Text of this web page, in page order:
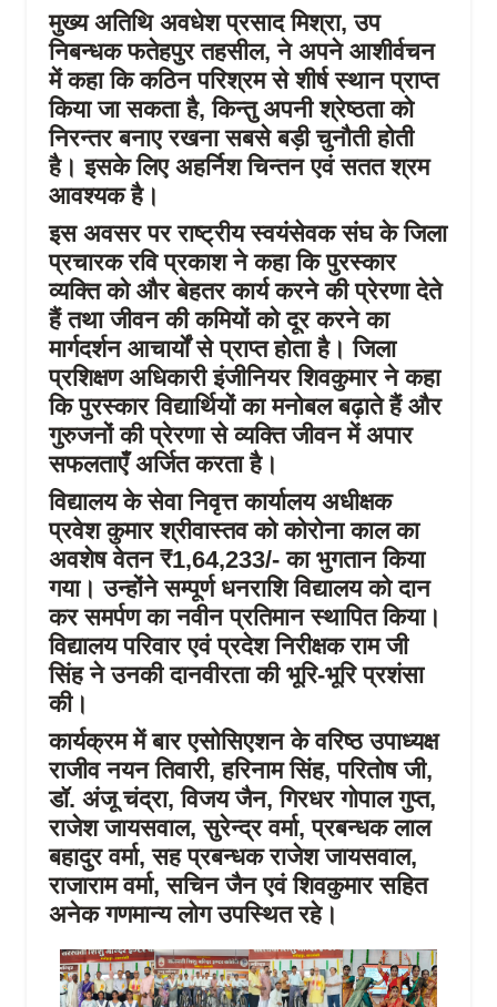
मुख्य अतिथि अवधेश प्रसाद मिश्रा, उप
निबन्धक फतेहपुर तहसील, ने अपने आशीर्वचन
में कहा कि कठिन परिश्रम से शीर्ष स्थान प्राप्त
किया जा सकता है, किन्तु अपनी श्रेष्ठता को
निरन्तर बनाए रखना सबसे बड़ी चुनौती होती
है। इसके लिए अहर्निश चिन्तन एवं सतत श्रम
आवश्यक है।
इस अवसर पर राष्ट्रीय स्वयंसेवक संघ के जिला
प्रचारक रवि प्रकाश ने कहा कि पुरस्कार
व्यक्ति को और बेहतर कार्य करने की प्रेरणा देते
हैं तथा जीवन की कमियों को दूर करने का
मार्गदर्शन आचार्यों से प्राप्त होता है। जिला
प्रशिक्षण अधिकारी इंजीनियर शिवकुमार ने कहा
कि पुरस्कार विद्यार्थियों का मनोबल बढ़ाते हैं और
गुरुजनों की प्रेरणा से व्यक्ति जीवन में अपार
सफलताएँ अर्जित करता है।
विद्यालय के सेवा निवृत्त कार्यालय अधीक्षक
प्रवेश कुमार श्रीवास्तव को कोरोना काल का
अवशेष वेतन ₹1,64,233/- का भुगतान किया
गया। उन्होंने सम्पूर्ण धनराशि विद्यालय को दान
कर समर्पण का नवीन प्रतिमान स्थापित किया।
विद्यालय परिवार एवं प्रदेश निरीक्षक राम जी
सिंह ने उनकी दानवीरता की भूरि-भूरि प्रशंसा
की।
कार्यक्रम में बार एसोसिएशन के वरिष्ठ उपाध्यक्ष
राजीव नयन तिवारी, हरिनाम सिंह, परितोष जी,
डॉ. अंजू चंद्रा, विजय जैन, गिरधर गोपाल गुप्त,
राजेश जायसवाल, सुरेन्द्र वर्मा, प्रबन्धक लाल
बहादुर वर्मा, सह प्रबन्धक राजेश जायसवाल,
राजाराम वर्मा, सचिन जैन एवं शिवकुमार सहित
अनेक गणमान्य लोग उपस्थित रहे।